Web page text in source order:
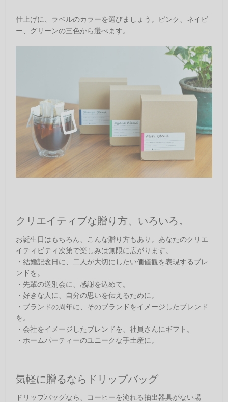
仕上げに、ラベルのカラーを選びましょう。ピンク、ネイビ
ー、グリーンの三色から選べます。
クリエイティブな贈り方、いろいろ。
お誕生日はもちろん、こんな贈り方もあり。あなたのクリエ
イティビティ次第で楽しみは無限に広がります。
・結婚記念日に、二人が大切にしたい価値観を表現するブレ
ンドを。
・先輩の送別会に、感謝を込めて。
・好きな人に、自分の思いを伝えるために。
・ブランドの周年に、そのブランドをイメージしたブレンド
を。
・会社をイメージしたブレンドを、社員さんにギフト。
・ホームパーティーのユニークな手土産に。
気軽に贈るならドリップバッグ
ドリップバッグなら、コーヒーを淹れる抽出器具がない場